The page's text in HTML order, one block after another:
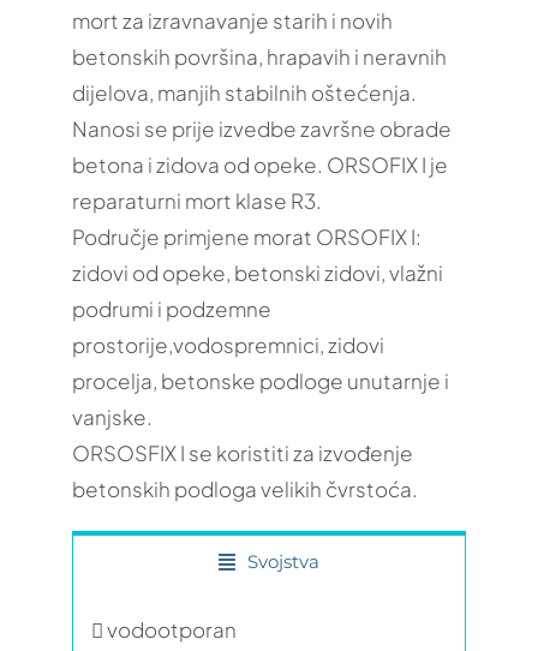
mort za izravnavanje starih i novih
betonskih površina, hrapavih i neravnih
dijelova, manjih stabilnih oštećenja.
Nanosi se prije izvedbe završne obrade
betona i zidova od opeke. ORSOFIX I je
reparaturni mort klase R3.
Područje primjene morat ORSOFIX I:
zidovi od opeke, betonski zidovi, vlažni
podrumi i podzemne
prostorije,vodospremnici, zidovi
procelja, betonske podloge unutarnje i
vanjske.
ORSOSFIX I se koristiti za izvođenje
betonskih podloga velikih čvrstoća.
Svojstva
 vodootporan